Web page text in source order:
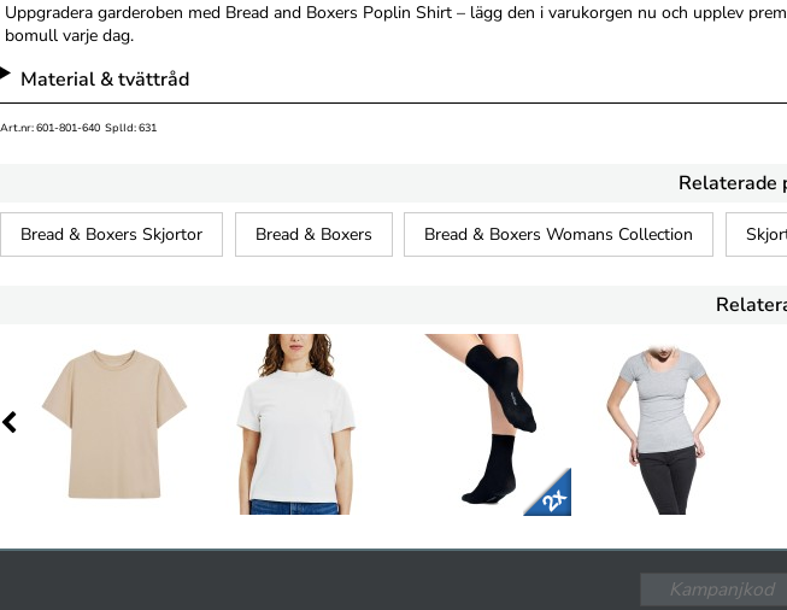
Uppgradera garderoben med Bread and Boxers Poplin Shirt – lägg den i varukorgen nu och upplev
bomull varje dag.
Material & tvättråd
Art.nr: 601-801-640 SplId: 631
Relaterade
Bread & Boxers Skjortor Bread & Boxers Bread & Boxers Womans Collection